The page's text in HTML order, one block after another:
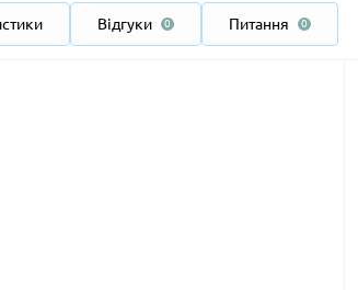
Відгуки 0 Питання 0